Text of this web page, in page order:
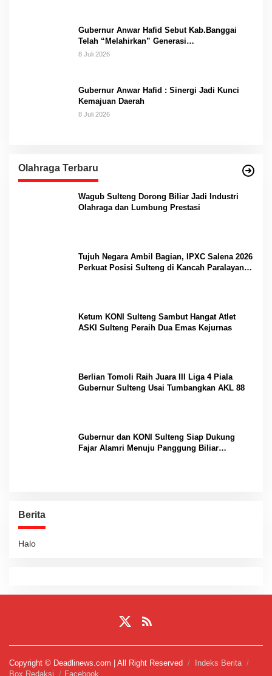
Gubernur Anwar Hafid Sebut Kab.Banggai
Telah “Melahirkan” Generasi…
8 Juli 2026
Gubernur Anwar Hafid : Sinergi Jadi Kunci
Kemajuan Daerah
8 Juli 2026
Olahraga Terbaru
Wagub Sulteng Dorong Biliar Jadi Industri
Olahraga dan Lumbung Prestasi
Tujuh Negara Ambil Bagian, IPXC Salena 2026
Perkuat Posisi Sulteng di Kancah Paralayang
Ketum KONI Sulteng Sambut Hangat Atlet
ASKI Sulteng Peraih Dua Emas Kejurnas
Berlian Tomoli Raih Juara III Liga 4 Piala
Gubernur Sulteng Usai Tumbangkan AKL 88
Gubernur dan KONI Sulteng Siap Dukung
Fajar Alamri Menuju Panggung Biliar
Berita
Halo
Copyright © Deadlinews.com | All Right Reserved
Indeks Berita
Box Redaksi
Facebook